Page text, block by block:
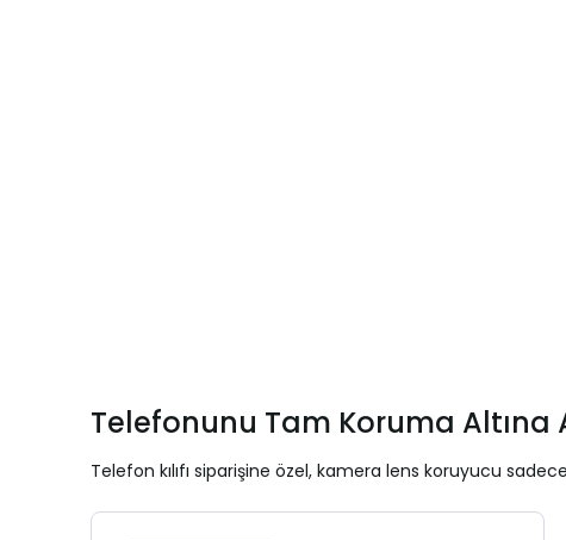
Telefonunu Tam Koruma Altına
Telefon kılıfı siparişine özel, kamera lens koruyucu